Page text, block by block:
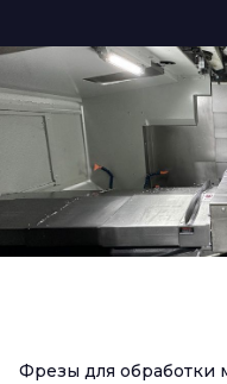
Фрезы для обработки